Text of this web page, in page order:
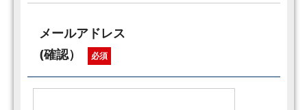
メールアドレス
(確認）
必須